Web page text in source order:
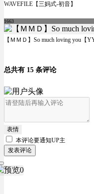
WAVEFILE【三妈式-初音】
1663
【ＭＭＤ】So much loving you【
总共有 15 条评论
表情
本评论要通知UP主
发表评论